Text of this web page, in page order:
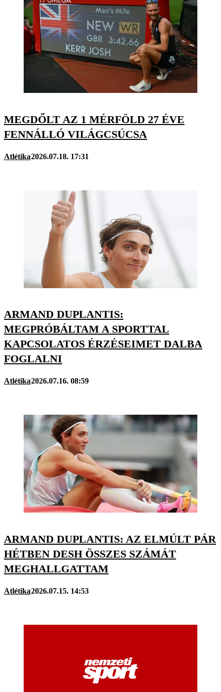
MEGDŐLT AZ 1 MÉRFÖLD 27 ÉVE
FENNÁLLÓ VILÁGCSÚCSA
Atlétika2026.07.18. 17:31
ARMAND DUPLANTIS:
MEGPRÓBÁLTAM A SPORTTAL
KAPCSOLATOS ÉRZÉSEIMET DALBA
FOGLALNI
Atlétika2026.07.16. 08:59
ARMAND DUPLANTIS: AZ ELMÚLT PÁR
HÉTBEN DESH ÖSSZES SZÁMÁT
MEGHALLGATTAM
Atlétika2026.07.15. 14:53